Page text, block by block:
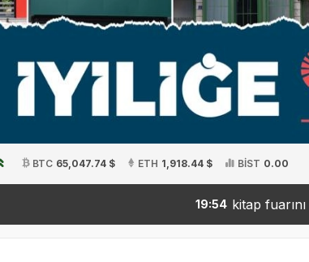
BTC 65,047.74 $ ETH 1,918.44 $ BİST 0.00
kitap fuarını 150